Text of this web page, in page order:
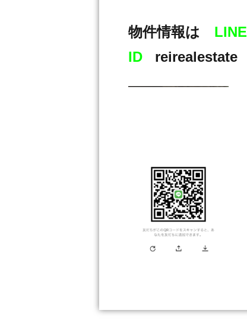
物件情報は LINE
ID reirealestate